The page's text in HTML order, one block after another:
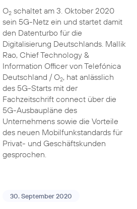
O2schaltet am 3. Oktober 2020
sein 5G-Netz ein und startet damit
den Datenturbo für die
Digitalisierung Deutschlands. Mallik
Rao, Chief Technology &
Information Officer von Telefónica
Deutschland / O2, hat anlässlich
des 5G-Starts mit der
Fachzeitschrift connect über die
5G-Ausbaupläne des
Unternehmens sowie die Vorteile
des neuen Mobilfunkstandards für
Privat- und Geschäftskunden
gesprochen.
30. September 2020